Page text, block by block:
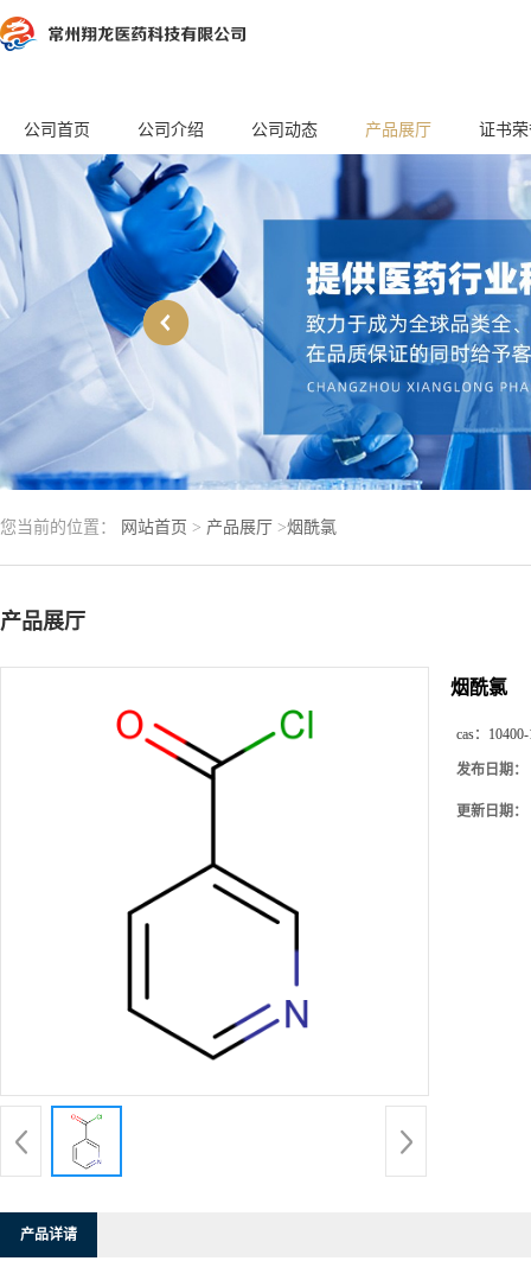
公司首页 公司介绍 公司动态 产品展厅 证书
您当前的位置： 网站首页 > 产品展厅 >烟酰氯
产品展厅
烟酰氯
cas：
发布日期：
更新日期：
产品详请